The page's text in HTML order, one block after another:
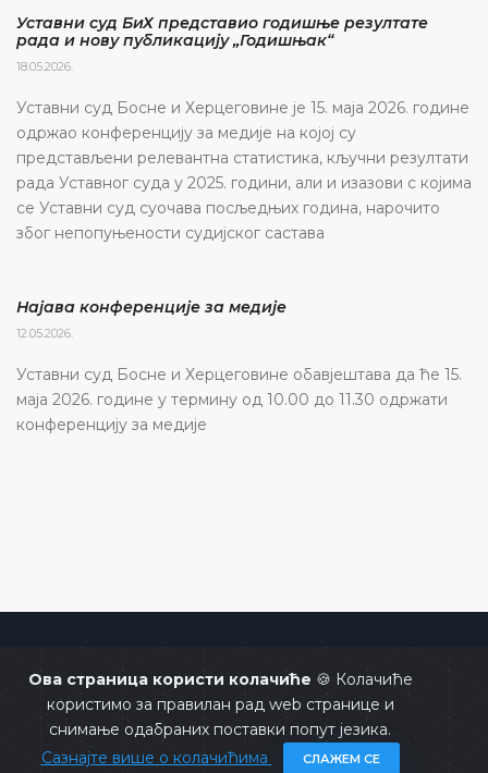
Ова страница користи колачиће 🍪 Колачиће
користимо за правилан рад web странице и
снимање одабраних поставки попут језика.
Сазнајте више о колачићима
СЛАЖЕМ СЕ
Уставни суд БиХ представио годишње резултате
рада и нову публикацију „Годишњак“
18.05.2026.
Уставни суд Босне и Херцеговине је 15. маја 2026. године
одржао конференцију за медије на којој су
представљени релевантна статистика, кључни резултати
рада Уставног суда у 2025. години, али и изазови с којима
се Уставни суд суочава посљедњих година, нарочито
због непопуњености судијског састава
Најава конференције за медије
12.05.2026.
Уставни суд Босне и Херцеговине обавјештава да ће 15.
маја 2026. године у термину од 10.00 до 11.30 одржати
конференцију за медије
Copyrights @ 2026Уставни суд БиХСва права задржана.